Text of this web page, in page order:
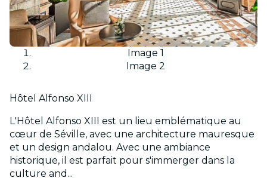
Image 1
Image 2
Hôtel Alfonso XIII
L'Hôtel Alfonso XIII est un lieu emblématique au
cœur de Séville, avec une architecture mauresque
et un design andalou. Avec une ambiance
historique, il est parfait pour s'immerger dans la
culture and...